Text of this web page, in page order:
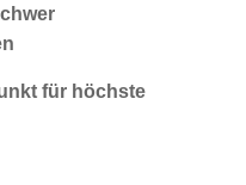
für höchste